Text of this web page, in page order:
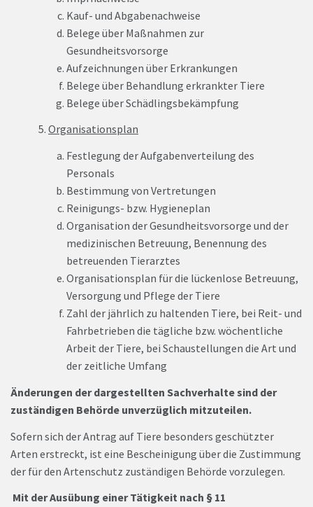
Kauf- und Abgabenachweise
Belege über Maßnahmen zur
Gesundheitsvorsorge
Aufzeichnungen über Erkrankungen
Belege über Behandlung erkrankter Tiere
Belege über Schädlingsbekämpfung
5. Organisationsplan
Festlegung der Aufgabenverteilung des
Personals
Bestimmung von Vertretungen
Reinigungs- bzw. Hygieneplan
Organisation der Gesundheitsvorsorge und der
medizinischen Betreuung, Benennung des
betreuenden Tierarztes
Organisationsplan für die lückenlose Betreuung,
Versorgung und Pflege der Tiere
Zahl der jährlich zu haltenden Tiere, bei Reit- und
Fahrbetrieben die tägliche bzw. wöchentliche
Arbeit der Tiere, bei Schaustellungen die Art und
der zeitliche Umfang
Änderungen der dargestellten Sachverhalte sind der
zuständigen Behörde unverzüglich mitzuteilen.
Sofern sich der Antrag auf Tiere besonders geschützter
Arten erstreckt, ist eine Bescheinigung über die Zustimmung
der für den Artenschutz zuständigen Behörde vorzulegen.
Mit der Ausübung einer Tätigkeit nach § 11